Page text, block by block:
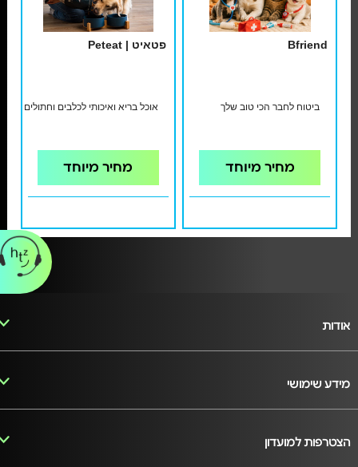
Bfriend
ביטוח לחבר הכי טוב שלך
מחיר מיוחד
פטאיט | ‎Peteat
אוכל בריא ואיכותי לכלבים וחתולים
מחיר מיוחד
אודות
מידע שימושי
הצטרפות למועדון